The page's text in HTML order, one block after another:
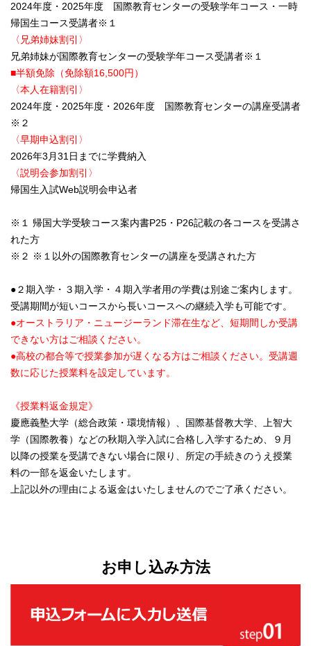
2024年度・2025年度 国際教育センターの受験学年コース・一時
帰国生コース受講者※１
〈兄弟姉妹割引〉
兄弟姉妹が国際教育センターの受験学年コース受講者※１
■半額免除（免除額16,500円）
〈本人在籍割引〉
2024年度・2025年度・2026年度 国際教育センターの講座受講者
※２
〈早期申込割引〉
2026年3月31日までに学費納入
〈説明会参加割引〉
帰国生入試Web説明会申込者
※１ 帰国大学受験コース案内書P25・P26記載の各コースを受講さ
れた方
※２ ※１以外の国際教育センターの講座を受講された方
●２期入学・３期入学・４期入学者用の学費は別途ご案内します。
受講期間が短いコースから長いコースへの継続入学も可能です。
●オーストラリア・ニュージーランド滞在生など、短期間しか受講
できない方はご相談ください。
●高校の都合等で授業参加が遅くなる方はご相談ください。受講週
数に応じた授業料を設定しています。
《授業料返金規定》
慶應義塾大学（総合政策・環境情報）、国際基督教大学、上智大
学（国際教養）などの秋期入学入試に合格し入学するため、９月
以降の授業を受講できない場合に限り、所定の手続きのうえ授業
料の一部を返金いたします。
上記以外の理由による返金はいたしませんのでご了承ください。
お申し込み方法